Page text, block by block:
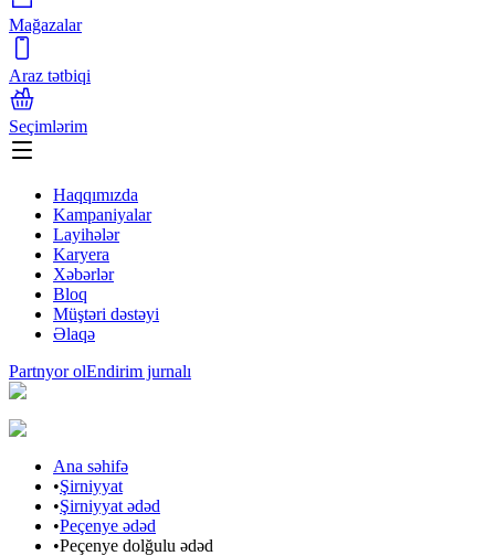
Mağazalar
Araz tətbiqi
Seçimlərim
Haqqımızda
Kampaniyalar
Layihələr
Karyera
Xəbərlər
Bloq
Müştəri dəstəyi
Əlaqə
Partnyor olEndirim jurnalı
Ana səhifə
•Şirniyyat
•Şirniyyat ədəd
•Peçenye ədəd
•Peçenye dolğulu ədəd